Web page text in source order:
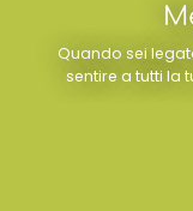
Quando sei
sentire a tutti la